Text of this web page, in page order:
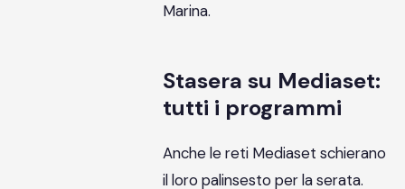
Marina.
Stasera su Mediaset:
tutti i programmi
Anche le reti Mediaset schierano
il loro palinsesto per la serata.